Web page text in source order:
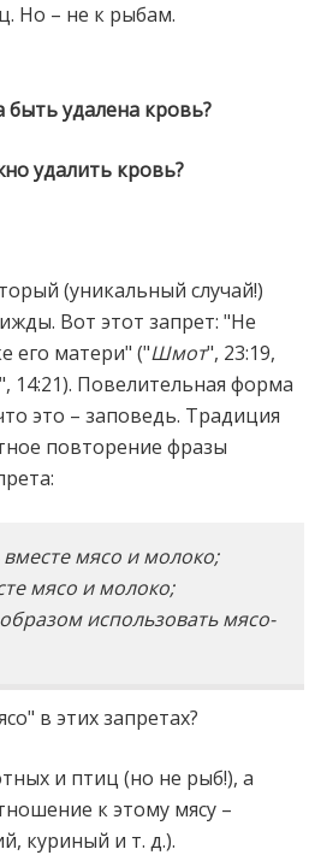
Но – не к рыбам.
удалена кровь?
удалить кровь?
(уникальный случай!)
Вот этот запрет: "Не
его матери" ("Шмот", 23:19,
", 14:21). Повелительная форма
это – заповедь. Традиция
повторение фразы
вместе мясо и молоко;
мясо и молоко;
использовать мясо-
в этих запретах?
и птиц (но не рыб!), а
к этому мясу –
куриный и т. д.).